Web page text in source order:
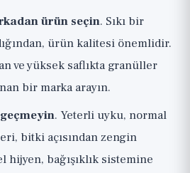
ürün seçin. Sıkı bir
ürün kalitesi önemlidir.
ve yüksek saflıkta granüller
bir marka arayın.
. Yeterli uyku, normal
bitki açısından zengin
hijyen, bağışıklık sistemine